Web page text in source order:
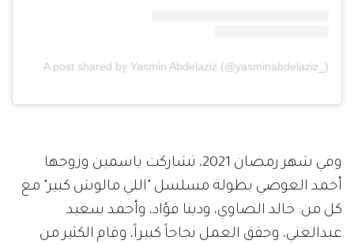
A post shared by Yasmin Abdelaziz (@yasminabdelaziz_)
وفي شهر رمضان 2021، تشاركت ياسمين وزوجها
أحمد العوضي بطولة مسلسل "اللي مالوش كبير" مع
كل من: خالد الصاوي، ودينا فؤاد، وأحمد سعيد
عبدالغني، وحقق العمل نجاحاً كبيراً، وقام الكثير من